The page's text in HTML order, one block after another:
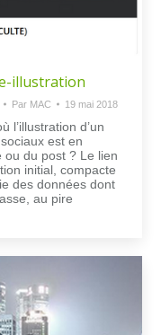
illustration
Par MAC 19 mai 2018
l’illustration d’un
est en
ou du post ? Le lien
initial, compacte
des données dont
au pire